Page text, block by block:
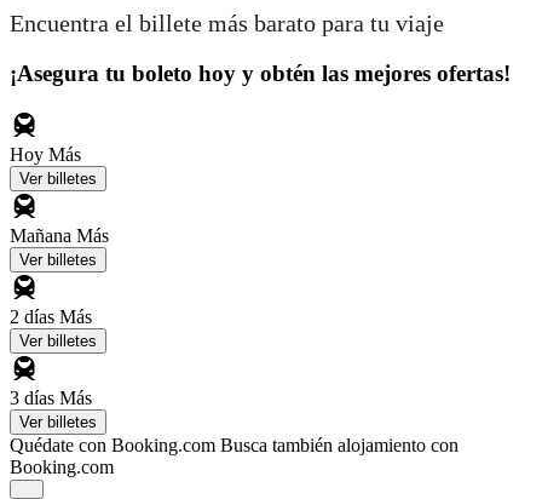
Encuentra el billete más barato para tu viaje
¡Asegura tu boleto hoy y obtén las mejores ofertas!
Hoy Más
Ver billetes
Mañana Más
Ver billetes
2 días Más
Ver billetes
3 días Más
Ver billetes
Quédate con Booking.com Busca también alojamiento con
Booking.com